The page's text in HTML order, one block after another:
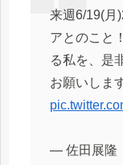
来週6/19(月
アとのこと
る私を、是
お願いしま
— 佐田展隆